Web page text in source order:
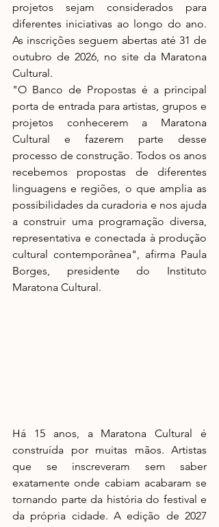
projetos sejam considerados para
diferentes iniciativas ao longo do ano.
As inscrições seguem abertas até 31 de
outubro de 2026, no site da Maratona
Cultural.
"O Banco de Propostas é a principal
porta de entrada para artistas, grupos e
projetos conhecerem a Maratona
Cultural e fazerem parte desse
processo de construção. Todos os anos
recebemos propostas de diferentes
linguagens e regiões, o que amplia as
possibilidades da curadoria e nos ajuda
a construir uma programação diversa,
representativa e conectada à produção
cultural contemporânea", afirma Paula
Borges, presidente do Instituto
Maratona Cultural.
Há 15 anos, a Maratona Cultural é
construída por muitas mãos. Artistas
que se inscreveram sem saber
exatamente onde cabiam acabaram se
tornando parte da história do festival e
da própria cidade. A edição de 2027